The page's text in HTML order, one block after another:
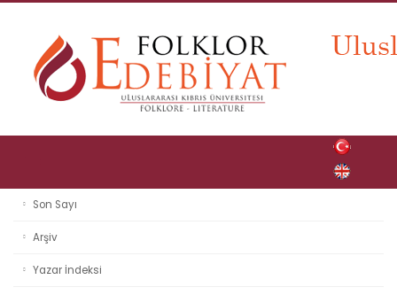
Son Sayı
Arşiv
Yazar İndeksi